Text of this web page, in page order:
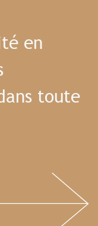
en
toute